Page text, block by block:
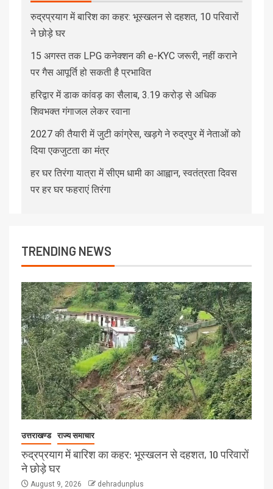
रुद्रप्रयाग में बारिश का कहर: भूस्खलन से दहशत, 10 परिवारों
ने छोड़े घर
15 अगस्त तक LPG कनेक्शन की e-KYC जरूरी, नहीं कराने
पर गैस आपूर्ति हो सकती है प्रभावित
हरिद्वार में डाक कांवड़ का सैलाब, 3.19 करोड़ से अधिक
शिवभक्त गंगाजल लेकर रवाना
2027 की तैयारी में जुटी कांग्रेस, खड़गे ने रुद्रपुर में नेताओं को
दिया एकजुटता का मंत्र
हर घर तिरंगा यात्रा में सीएम धामी का आह्वान, स्वतंत्रता दिवस
पर हर घर फहराएं तिरंगा
TRENDING NEWS
उत्तराखण्ड राज्य समाचार
रुद्रप्रयाग में बारिश का कहर: भूस्खलन से दहशत, 10 परिवारों
ने छोड़े घर
August 9, 2026 dehradunplus